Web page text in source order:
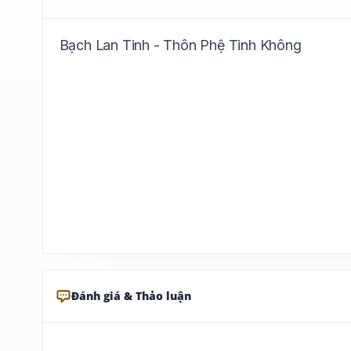
Bạch Lan Tinh - Thôn Phệ Tinh Không
Đánh giá & Thảo luận